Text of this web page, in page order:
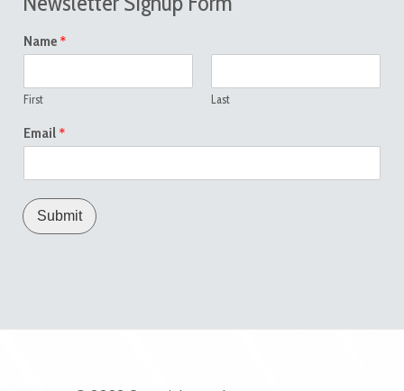
Name *
First Last
Email *
Submit